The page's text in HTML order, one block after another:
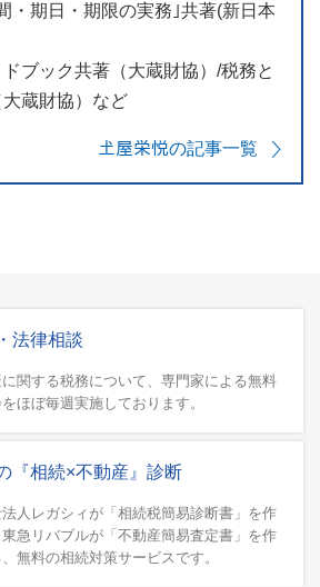
・期日・期限の実務｣共著(新日本
ブック共著（大蔵財協）/税務と
蔵財協）など
𡈽屋栄悦の記事一覧
法律相談
関する税務について、専門家による無料
ほぼ毎週実施しております。
『相続×不動産』診断
人レガシィが「相続税簡易診断書」を作
急リバブルが「不動産簡易査定書」を作
無料の相続対策サービスです。